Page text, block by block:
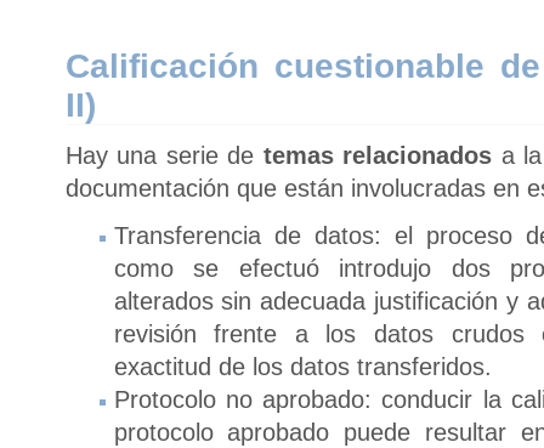
Calificación cuestionable
II)
Hay una serie de temas relacionados a
documentación que están involucradas en
Transferencia de datos: el proceso
como se efectuó introdujo dos
alterados sin adecuada justificación y
revisión frente a los datos crudos
exactitud de los datos transferidos.
Protocolo no aprobado: conducir la
protocolo aprobado puede resultar